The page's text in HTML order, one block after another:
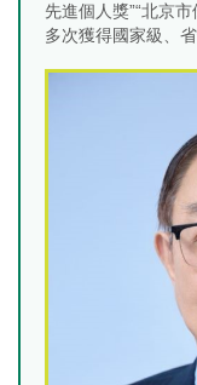
先進個人獎”“北京
多次獲得國家級、省